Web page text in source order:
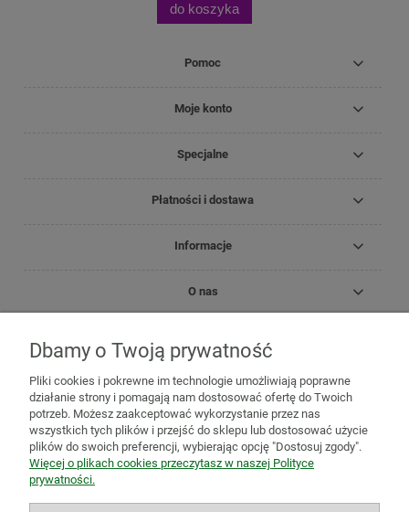
do koszyka
Pomoc
Moje konto
Specjalne
Płatności i dostawa
Informacje
O nas
Copyright Zielnik Jagi
Mazidła, maści, oleje lecznicze Olejki Olejki eteryczne
Olejki
pielęgnacyjne
Kosmetyki Biomika
Black for White
Medicprogress
Sól do kąpieli Zioła do kąpieli
Susze, herbatki
ziołowe i owocowe
Zioła jednorodne Mieszanki ziołowe
Zioła
mielone
Mieszanki owocowo-ziołowe
Herbatki funkcjonalne
Zioła na trawienie i wzdęcia
Dbamy o Twoją prywatność
Pliki cookies i pokrewne im technologie umożliwiają poprawne
działanie strony i pomagają nam dostosować ofertę do Twoich
potrzeb. Możesz zaakceptować wykorzystanie przez nas
wszystkich tych plików i przejść do sklepu lub dostosować użycie
plików do swoich preferencji, wybierając opcję "Dostosuj zgody".
Więcej o plikach cookies przeczytasz w naszej Polityce
prywatności.